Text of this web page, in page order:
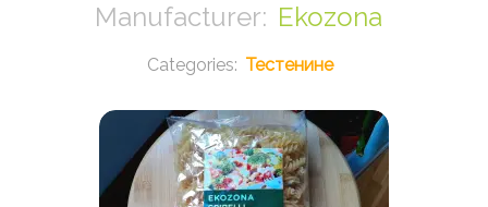
Ekozona
Тестенине